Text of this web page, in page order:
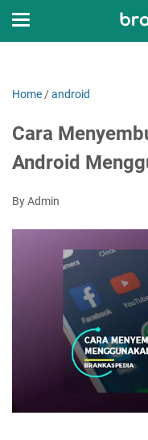
Home /android
Cara
Android
By Admin